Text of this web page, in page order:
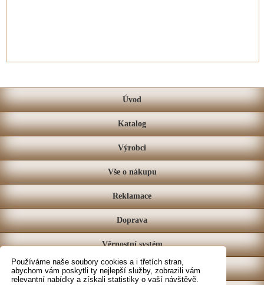
Používáme naše soubory cookies a i třetích stran,
abychom vám poskytli ty nejlepší služby, zobrazili vám
relevantní nabídky a získali statistiky o vaší návštěvě.
Úvod
Katalog
Výrobci
Vše o nákupu
Reklamace
Doprava
Věrnostní systém
Prodejna